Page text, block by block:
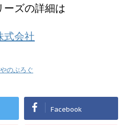
ーズの詳細は
式会社
のぶろぐ
Facebook